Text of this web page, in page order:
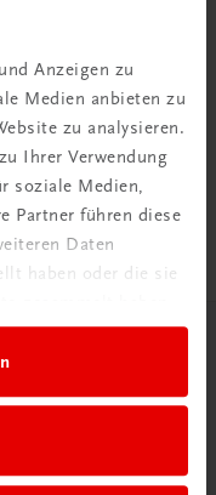
Anzeigen zu
Medien anbieten zu
zu analysieren.
Ihrer Verwendung
soziale Medien,
Partner führen diese
Daten
haben oder die sie
TRAUNER!